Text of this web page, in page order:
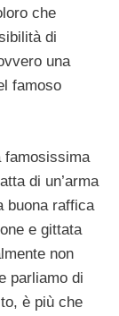
che
di
una
famoso
famosissima
di un’arma
buona raffica
e gittata
non
parliamo di
è più che